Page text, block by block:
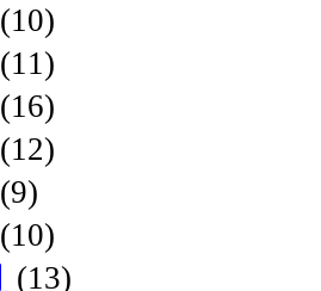
(10)
(11)
(16)
(12)
(9)
(10)
(13)